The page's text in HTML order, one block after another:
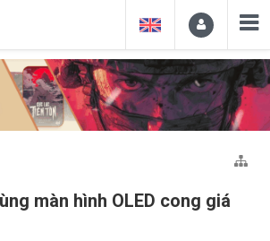
màn hình OLED cong giá